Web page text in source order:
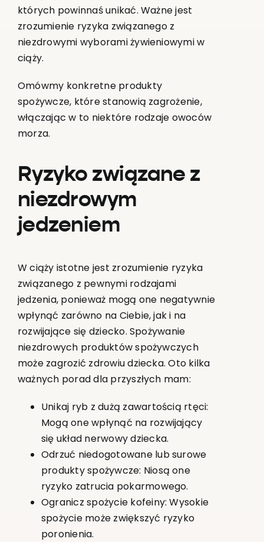
których powinnaś unikać. Ważne jest
zrozumienie ryzyka związanego z
niezdrowymi wyborami żywieniowymi w
ciąży.
Omówmy konkretne produkty
spożywcze, które stanowią zagrożenie,
włączając w to niektóre rodzaje owoców
morza.
Ryzyko związane z
niezdrowym
jedzeniem
W ciąży istotne jest zrozumienie ryzyka
związanego z pewnymi rodzajami
jedzenia, ponieważ mogą one negatywnie
wpłynąć zarówno na Ciebie, jak i na
rozwijające się dziecko. Spożywanie
niezdrowych produktów spożywczych
może zagrozić zdrowiu dziecka. Oto kilka
ważnych porad dla przyszłych mam:
Unikaj ryb z dużą zawartością rtęci:
Mogą one wpłynąć na rozwijający
się układ nerwowy dziecka.
Odrzuć niedogotowane lub surowe
produkty spożywcze: Niosą one
ryzyko zatrucia pokarmowego.
Ogranicz spożycie kofeiny: Wysokie
spożycie może zwiększyć ryzyko
poronienia.